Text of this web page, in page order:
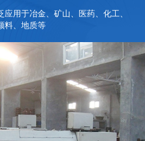
用于冶金、矿山、医药、化工、
料、地质等